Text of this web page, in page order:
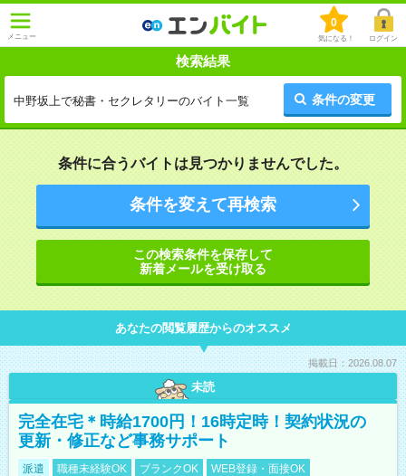
メニュー
0
気になる！ ログイン
検索結果
中野坂上で秘書・セクレタリーのバイト一覧 条件の変更
条件に合うバイトは見つかりませんでした。
条件を変えて再検索
この検索条件を保存して
新着メールを受け取る
あなたの閲覧履歴からのオススメ
掲載日：2026.08.07
未読
完全在宅＊時給1700円！16時定時！契約状況の
更新・修正など事務サポート
派遣 職種未経験OK ブランクOK WEB登録・面接OK